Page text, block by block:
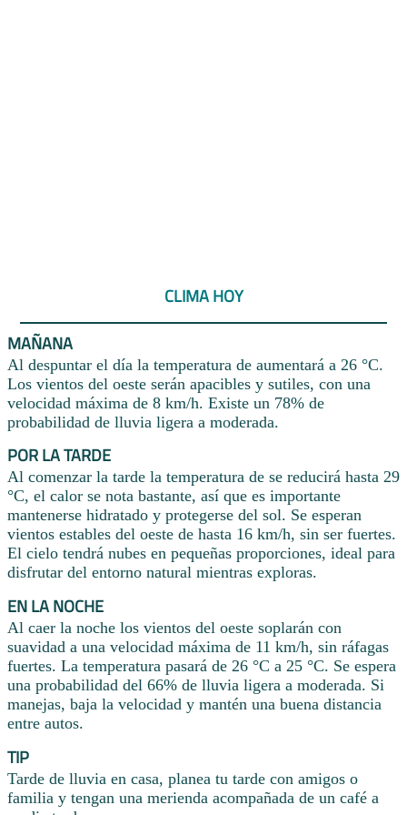
CLIMA HOY
MAÑANA
Al despuntar el día la temperatura de aumentará a 26 °C.
Los vientos del oeste serán apacibles y sutiles, con una
velocidad máxima de 8 km/h. Existe un 78% de
probabilidad de lluvia ligera a moderada.
POR LA TARDE
Al comenzar la tarde la temperatura de se reducirá hasta 29
°C, el calor se nota bastante, así que es importante
mantenerse hidratado y protegerse del sol. Se esperan
vientos estables del oeste de hasta 16 km/h, sin ser fuertes.
El cielo tendrá nubes en pequeñas proporciones, ideal para
disfrutar del entorno natural mientras exploras.
EN LA NOCHE
Al caer la noche los vientos del oeste soplarán con
suavidad a una velocidad máxima de 11 km/h, sin ráfagas
fuertes. La temperatura pasará de 26 °C a 25 °C. Se espera
una probabilidad del 66% de lluvia ligera a moderada. Si
manejas, baja la velocidad y mantén una buena distancia
entre autos.
TIP
Tarde de lluvia en casa, planea tu tarde con amigos o
familia y tengan una merienda acompañada de un café a